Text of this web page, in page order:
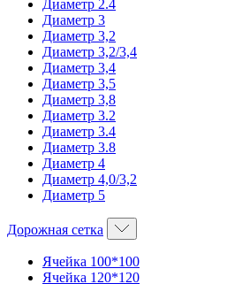
Диаметр 2.4
Диаметр 3
Диаметр 3,2
Диаметр 3,2/3,4
Диаметр 3,4
Диаметр 3,5
Диаметр 3,8
Диаметр 3.2
Диаметр 3.4
Диаметр 3.8
Диаметр 4
Диаметр 4,0/3,2
Диаметр 5
Дорожная сетка
Ячейка 100*100
Ячейка 120*120